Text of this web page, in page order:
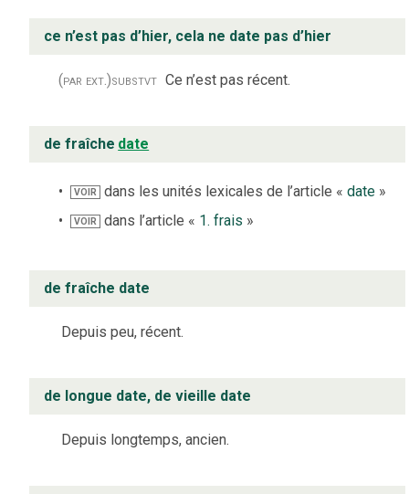
ce n’est pas d’hier, cela ne date pas d’hier
(par ext.)substvt Ce n’est pas récent.
de fraîche date
VOIR dans les unités lexicales de l’article «date »
VOIR dans l’article « 1. frais »
de fraîche date
Depuis peu, récent.
de longue date, de vieille date
Depuis longtemps, ancien.